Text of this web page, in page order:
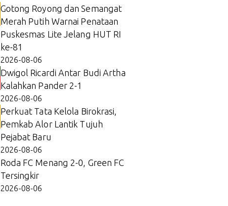
Gotong Royong dan Semangat
Merah Putih Warnai Penataan
Puskesmas Lite Jelang HUT RI
ke-81
2026-08-06
Dwigol Ricardi Antar Budi Artha
Kalahkan Pander 2-1
2026-08-06
Perkuat Tata Kelola Birokrasi,
Pemkab Alor Lantik Tujuh
Pejabat Baru
2026-08-06
Roda FC Menang 2-0, Green FC
Tersingkir
2026-08-06